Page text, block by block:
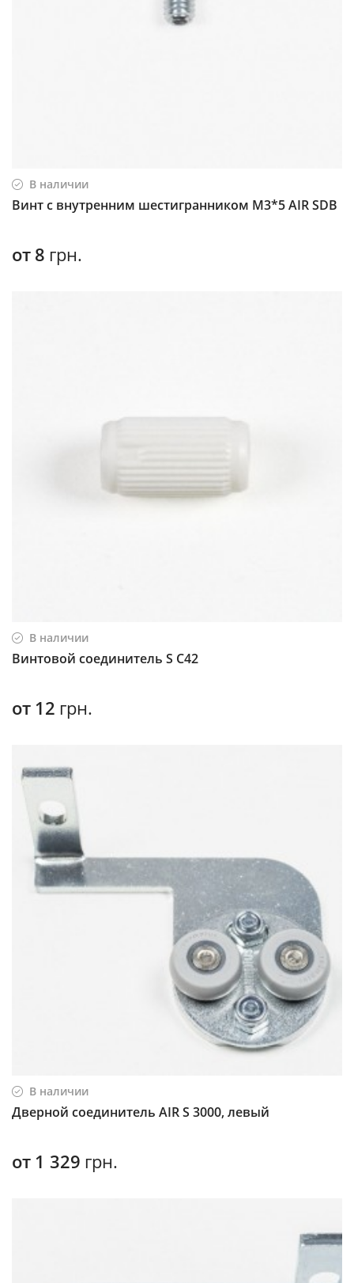
В наличии
Винт с внутренним шестигранником М3*5 AIR SDB
от 8 грн.
В наличии
Винтовой соединитель S С42
от 12 грн.
В наличии
Дверной соединитель AIR S 3000, левый
от 1 329 грн.